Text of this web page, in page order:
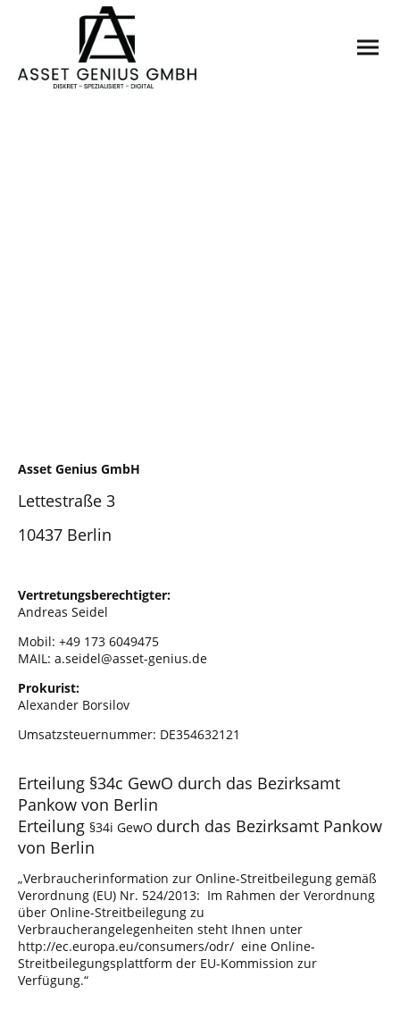
Asset Genius GmbH
Lettestraße 3
10437 Berlin
Vertretungsberechtigter:
Andreas Seidel
Mobil: +49 173 6049475
MAIL: a.seidel@asset-genius.de
Prokurist:
Alexander Borsilov
Umsatzsteuernummer: DE354632121
Erteilung §34c GewO durch das Bezirksamt
Pankow von Berlin
Erteilung §34i GewO durch das Bezirksamt Pankow
von Berlin
„Verbraucherinformation zur Online-Streitbeilegung gemäß
Verordnung (EU) Nr. 524/2013: Im Rahmen der Verordnung
über Online-Streitbeilegung zu
Verbraucherangelegenheiten steht Ihnen unter
http://ec.europa.eu/consumers/odr/ eine Online-
Streitbeilegungsplattform der EU-Kommission zur
Verfügung.“